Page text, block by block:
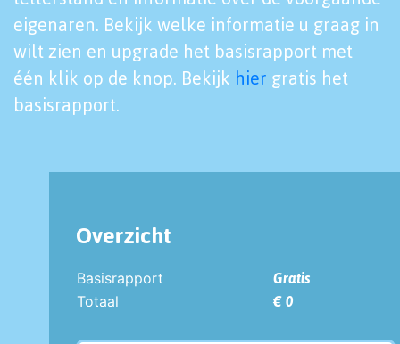
eigenaren. Bekijk welke informatie u graag in
wilt zien en upgrade het basisrapport met
één klik op de knop. Bekijk hier gratis het
basisrapport.
Overzicht
Basisrapport
Gratis
Totaal
€ 0